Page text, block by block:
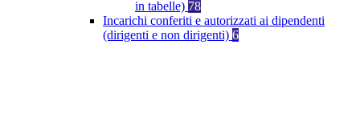
in tabelle) 78
Incarichi conferiti e autorizzati ai dipendenti
(dirigenti e non dirigenti) 6